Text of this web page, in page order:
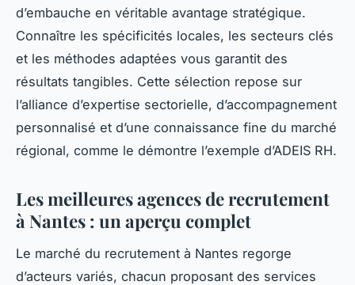
d’embauche en véritable avantage stratégique.
Connaître les spécificités locales, les secteurs clés
et les méthodes adaptées vous garantit des
résultats tangibles. Cette sélection repose sur
l’alliance d’expertise sectorielle, d’accompagnement
personnalisé et d’une connaissance fine du marché
régional, comme le démontre l’exemple d’ADEIS RH.
Les meilleures agences de recrutement
à Nantes : un aperçu complet
Le marché du recrutement à Nantes regorge
d’acteurs variés, chacun proposant des services